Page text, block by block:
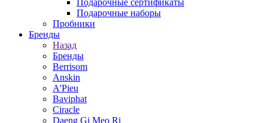
Подарочные сертификаты
Подарочные наборы
Пробники
Бренды
Назад
Бренды
Berrisom
Anskin
A'Pieu
Baviphat
Ciracle
Daeng Gi Meo Ri